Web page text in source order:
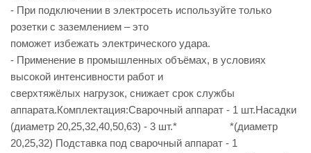
- При подключении в электросеть используйте только
розетки с заземлением – это
поможет избежать электрического удара.
- Применение в промышленных объёмах, в условиях
высокой интенсивности работ и
сверхтяжёлых нагрузок, снижает срок службы
аппарата.Комплектация:Сварочный аппарат - 1 шт.Насадки
(диаметр 20,25,32,40,50,63) - 3 шт.* *(диаметр
20,25,32) Подставка под сварочный аппарат - 1